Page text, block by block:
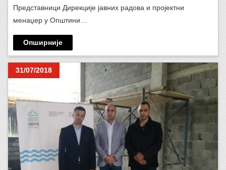
Представници Дирекције јавних радова и пројектни
менаџер у Општини…
Опширније
31/07/2018